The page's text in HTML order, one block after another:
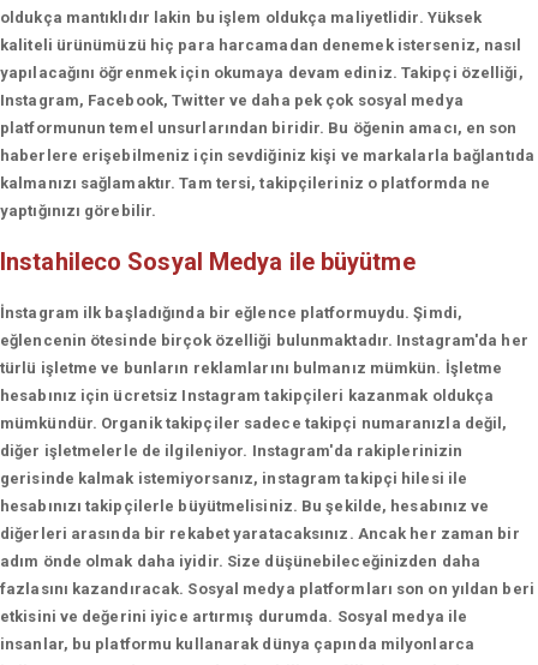
oldukça mantıklıdır lakin bu işlem oldukça maliyetlidir. Yüksek
kaliteli ürünümüzü hiç para harcamadan denemek isterseniz, nasıl
yapılacağını öğrenmek için okumaya devam ediniz. Takipçi özelliği,
Instagram, Facebook, Twitter ve daha pek çok sosyal medya
platformunun temel unsurlarından biridir. Bu öğenin amacı, en son
haberlere erişebilmeniz için sevdiğiniz kişi ve markalarla bağlantıda
kalmanızı sağlamaktır. Tam tersi, takipçileriniz o platformda ne
yaptığınızı görebilir.
Instahileco Sosyal Medya ile büyütme
İnstagram ilk başladığında bir eğlence platformuydu. Şimdi,
eğlencenin ötesinde birçok özelliği bulunmaktadır. Instagram'da her
türlü işletme ve bunların reklamlarını bulmanız mümkün. İşletme
hesabınız için ücretsiz Instagram takipçileri kazanmak oldukça
mümkündür. Organik takipçiler sadece takipçi numaranızla değil,
diğer işletmelerle de ilgileniyor. Instagram'da rakiplerinizin
gerisinde kalmak istemiyorsanız, instagram takipçi hilesi ile
hesabınızı takipçilerle büyütmelisiniz. Bu şekilde, hesabınız ve
diğerleri arasında bir rekabet yaratacaksınız. Ancak her zaman bir
adım önde olmak daha iyidir. Size düşünebileceğinizden daha
fazlasını kazandıracak. Sosyal medya platformları son on yıldan beri
etkisini ve değerini iyice artırmış durumda. Sosyal medya ile
insanlar, bu platformu kullanarak dünya çapında milyonlarca